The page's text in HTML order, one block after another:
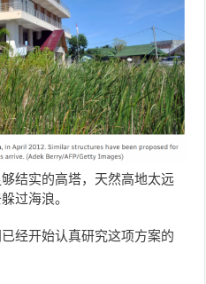
结实的高塔，天然高地太远
过海浪。
经开始认真研究这项方案的